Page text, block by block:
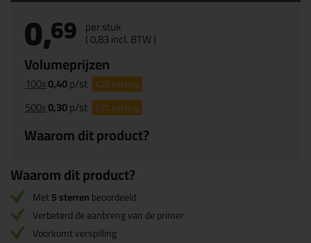
0,69 per stuk
(0,83incl. BTW )
Volumeprijzen
100x0,40p/st 42%korting
500x0,30p/st 57%korting
Waarom dit product?
Waarom dit product?
Met5 sterrenbeoordeeld
Verbeterd de aanbreng van de primer
Voorkomt verspilling